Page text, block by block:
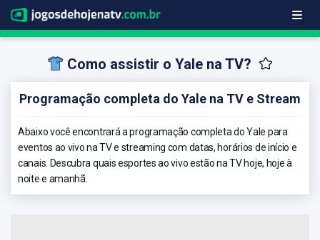
Como assistir o Yale na TV?
Programação completa do Yale na TV e Stream
Abaixo você encontrará a programação completa do Yale para
eventos ao vivo na TV e streaming com datas, horários de início e
canais. Descubra quais esportes ao vivo estão na TV hoje, hoje à
noite e amanhã.